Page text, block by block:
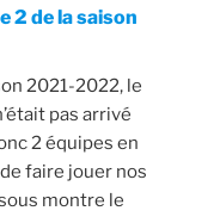
2 de la saison
2021-2022, le
pas arrivé
2 équipes en
faire jouer nos
montre le